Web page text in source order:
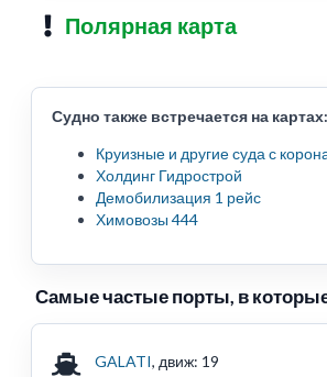
Полярная карта
Судно также встречается на картах:
Круизные и другие суда с
Холдинг Гидрострой
Демобилизация 1 рейс
Химовозы 444
Самые частые порты, в
GALATI, движ: 19